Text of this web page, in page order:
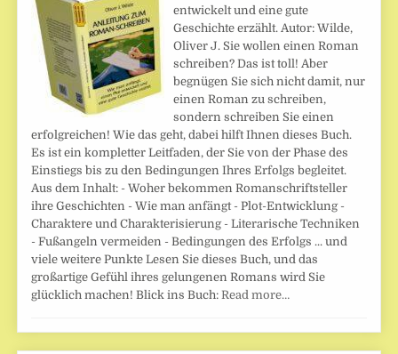
entwickelt und eine gute
Geschichte erzählt. Autor: Wilde,
Oliver J. Sie wollen einen Roman
schreiben? Das ist toll! Aber
begnügen Sie sich nicht damit, nur
einen Roman zu schreiben,
sondern schreiben Sie einen
erfolgreichen! Wie das geht, dabei hilft Ihnen dieses Buch.
Es ist ein kompletter Leitfaden, der Sie von der Phase des
Einstiegs bis zu den Bedingungen Ihres Erfolgs begleitet.
Aus dem Inhalt: - Woher bekommen Romanschriftsteller
ihre Geschichten - Wie man anfängt - Plot-Entwicklung -
Charaktere und Charakterisierung - Literarische Techniken
- Fußangeln vermeiden - Bedingungen des Erfolgs ... und
viele weitere Punkte Lesen Sie dieses Buch, und das
großartige Gefühl ihres gelungenen Romans wird Sie
glücklich machen! Blick ins Buch: Read more…